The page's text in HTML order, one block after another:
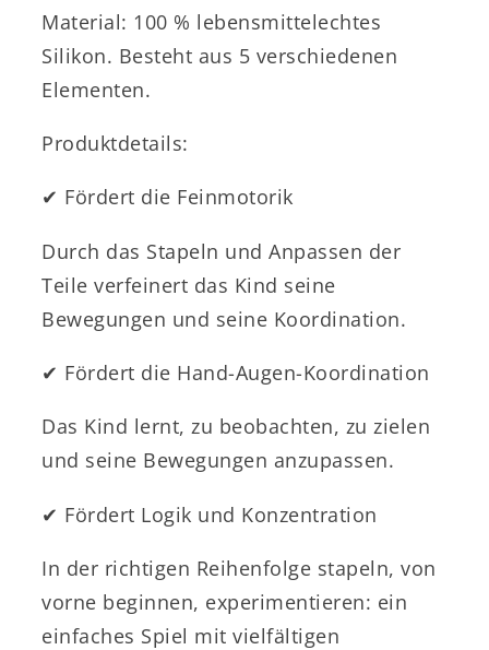
e
Material: 100 % lebensmittelechtes
Silikon. Besteht aus 5 verschiedenen
Elementen.
Produktdetails:
✔︎ Fördert die Feinmotorik
Durch das Stapeln und Anpassen der
Teile verfeinert das Kind seine
Bewegungen und seine Koordination.
✔︎ Fördert die Hand-Augen-Koordination
Das Kind lernt, zu beobachten, zu zielen
und seine Bewegungen anzupassen.
✔︎ Fördert Logik und Konzentration
In der richtigen Reihenfolge stapeln, von
vorne beginnen, experimentieren: ein
einfaches Spiel mit vielfältigen